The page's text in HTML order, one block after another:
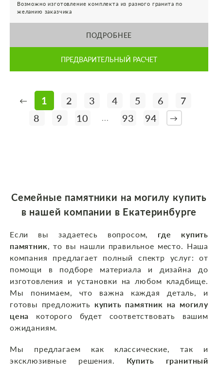
Возможно изготовление комплекта из разного гранита по
желанию заказчика
ПОДРОБНЕЕ
ПРЕДВАРИТЕЛЬНЫЙ РАСЧЕТ
← 1 2 3 4 5 6
7
8
9 10 ... 93 94 →
Семейные памятники на могилу купить
в нашей компании в Екатеринбурге
Если вы задаетесь вопросом, где купить
памятник, то вы нашли правильное место. Наша
компания предлагает полный спектр услуг: от
помощи в подборе материала и дизайна до
изготовления и установки на любом кладбище.
Мы понимаем, что важна каждая деталь, и
готовы предложить купить памятник на могилу
цена которого будет соответствовать вашим
ожиданиям.
Мы предлагаем как классические, так и
эксклюзивные решения. Купить гранитный